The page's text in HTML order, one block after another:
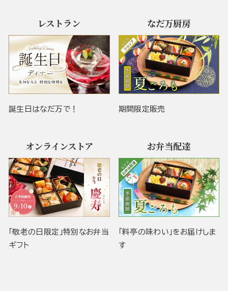
レストラン
誕生日はなだ万で！
なだ万厨房
期間限定販売
オンラインストア
「敬老の日限定」特別なお弁当
ギフト
お弁当配達
「料亭の味わい」をお届けしま
す